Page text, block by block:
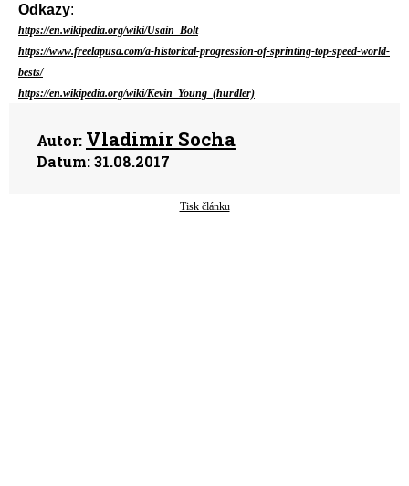
Odkazy:
https://en.wikipedia.org/wiki/Usain_Bolt
https://www.freelapusa.com/a-historical-progression-of-sprinting-top-speed-world-
bests/
https://en.wikipedia.org/wiki/Kevin_Young_(hurdler)
Autor: Vladimír Socha
Datum:31.08.2017
Tisk článku